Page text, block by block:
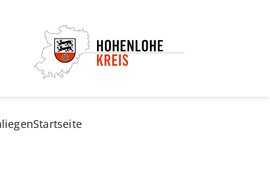
Startseite